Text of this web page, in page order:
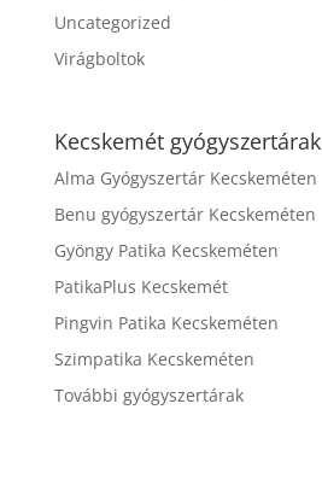
Uncategorized
Virágboltok
Kecskemét gyógyszertárak
Alma Gyógyszertár Kecskeméten
Benu gyógyszertár Kecskeméten
Gyöngy Patika Kecskeméten
PatikaPlus Kecskemét
Pingvin Patika Kecskeméten
Szimpatika Kecskeméten
További gyógyszertárak